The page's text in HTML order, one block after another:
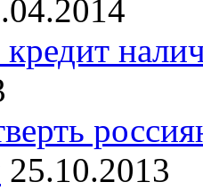
25.10.2013